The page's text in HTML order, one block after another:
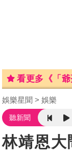
看更多《「
娛樂星聞 娛樂
聽新聞
林靖恩大